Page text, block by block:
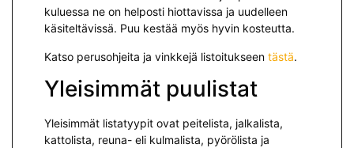
kuluessa ne on helposti hiottavissa ja uudelleen
käsiteltävissä. Puu kestää myös hyvin kosteutta.
Katso perusohjeita ja vinkkejä listoitukseen tästä.
Yleisimmät puulistat
Yleisimmät listatyypit ovat peitelista, jalkalista,
kattolista, reuna- eli kulmalista, pyörölista ja